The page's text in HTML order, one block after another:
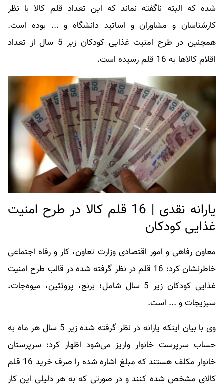
شده که البته ناگفته نماند که این تعداد قلم کالا با نظر
کارشناسان و مشاوران و اساتید دانشگاه و ... بوده است.
همچنین در طرح امنیت غذایی کودکان زیر 5 سال از تعداد
اقلام کالاها به 16 قلم رسیده است.
یارانه نقدی | 16 قلم کالا در طرح امنیت
غذایی کودکان
معاون رفاهی و امور اقتصادی وزارت تعاون، کار و رفاه اجتماعی
خاطرنشان کرد: 16 قلم در نظر گرفته شده در قالب طرح امنیت
غذایی کودکان زیر 5 سال شامل؛ برنج، پروتئین، میوه‌جات،
سبزیجات و ... است.
وی با بیان اینکه یارانه در نظر گرفته شده زیر 5 سال هر ماه به
حساب سرپرست خانوار واریز می‌شود اظهار کرد: سرپرستان
خانوار مکلف هستند که مبلغ اشاره شده را صرف خرید 16 قلم
کالای مشخص شده کنند و در صورتی که به هر دلیلی این کار